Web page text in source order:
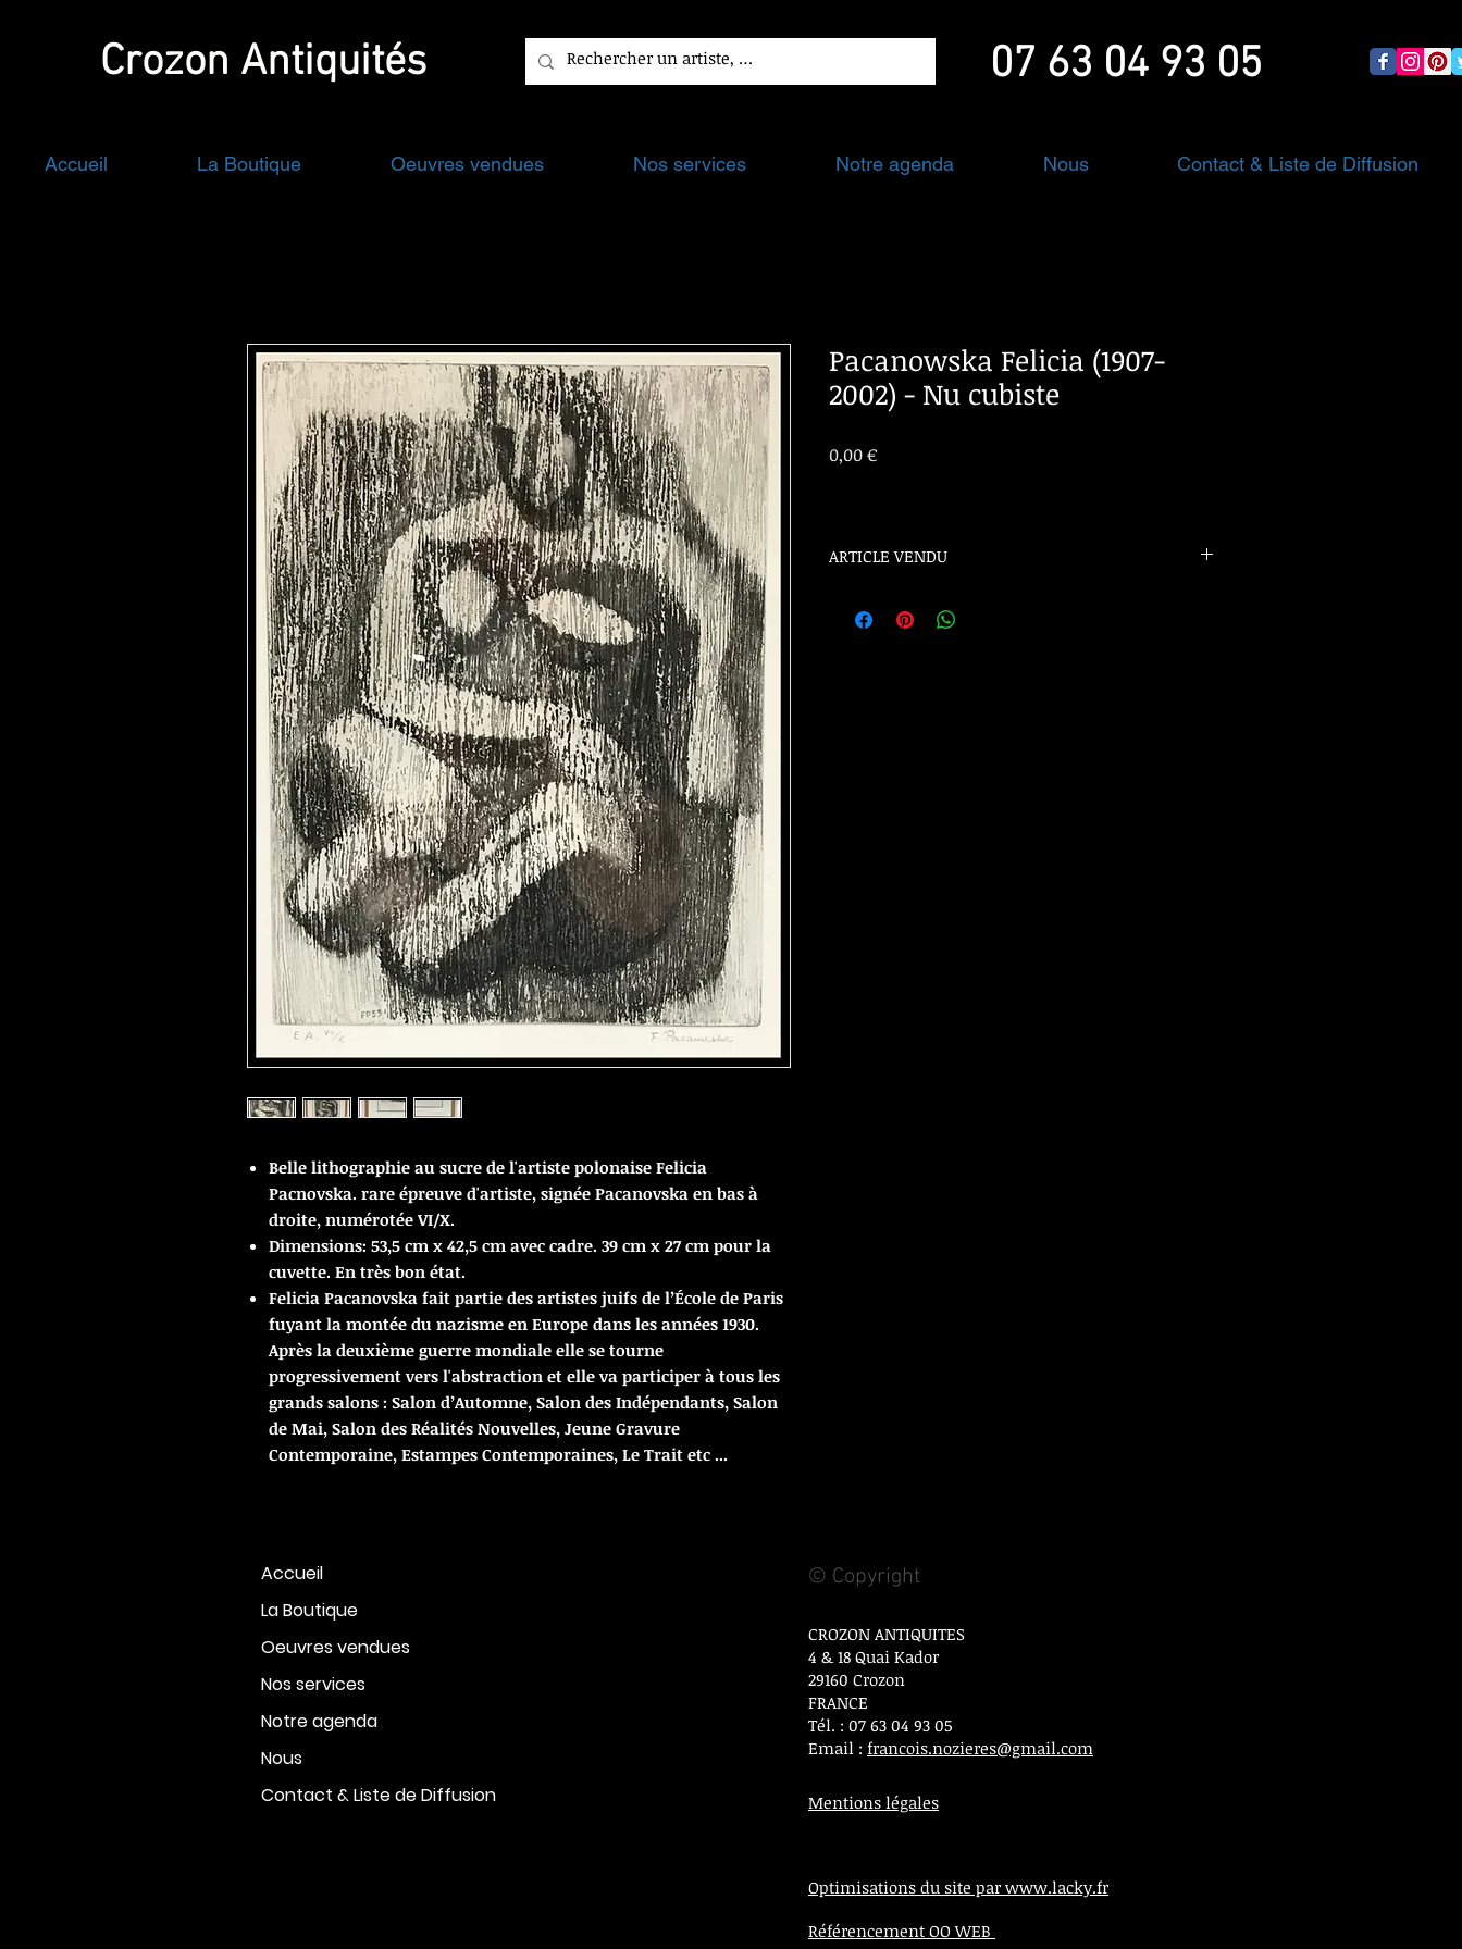
Crozon Antiquités 07 63 04 93 05
Accueil La Boutique Oeuvres vendues Nos services Notre agenda Nous Contact & Liste de Diffusion
Belle lithographie au sucre de l'artiste polonaise Felicia
Pacnovska. rare épreuve d'artiste, signée Pacanovska en bas à
droite, numérotée VI/X.
Dimensions: 53,5 cm x 42,5 cm avec cadre. 39 cm x 27 cm pour la
cuvette. En très bon état.
Felicia Pacanovska fait partie des artistes juifs de l’École de Paris
fuyant la montée du nazisme en Europe dans les années 1930.
Après la deuxième guerre mondiale elle se tourne
progressivement vers l'abstraction et elle va participer à tous les
grands salons : Salon d’Automne, Salon des Indépendants, Salon
de Mai, Salon des Réalités Nouvelles, Jeune Gravure
Contemporaine, Estampes Contemporaines, Le Trait etc ...
Pacanowska Felicia (1907-
2002) - Nu cubiste
0,00 €Prix
ARTICLE VENDU
Accueil
La Boutique
Oeuvres vendues
Nos services
Notre agenda
Nous
Contact & Liste de Diffusion
© Copyright
CROZON ANTIQUITES
4 & 18 Quai Kador
29160 Crozon
FRANCE
Tél. : 07 63 04 93 05
Email : francois.nozieres@gmail.com
Mentions légales
Optimisations du site par www.lacky.fr
Référencement OO WEB